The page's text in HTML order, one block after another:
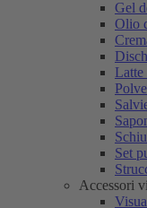
Gel
Olio
Latte
Set
Accessori